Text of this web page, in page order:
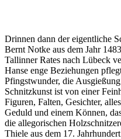
Drinnen dann der eigentliche
Bernt Notke aus dem Jahr
Tallinner Rates nach Lübeck
Hanse enge Beziehungen
Pfingstwunder, die
Schnitzkunst ist von einer
Figuren, Falten, Gesichter,
Geduld und einem Können,
die allegorischen
Thiele aus dem 17.